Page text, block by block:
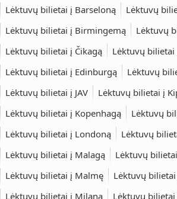
Lėktuvų bilietai į Barseloną
Lėktuvų
Lėktuvų bilietai į Birmingemą
Lėktuvų
Lėktuvų bilietai į Čikagą
Lėktuvų
Lėktuvų bilietai į Edinburgą
Lėktuvų
Lėktuvų bilietai į JAV
Lėktuvų bilietai į
Lėktuvų bilietai į Kopenhagą
Lėktuvų
Lėktuvų bilietai į Londoną
Lėktuvų
Lėktuvų bilietai į Malagą
Lėktuvų
Lėktuvų bilietai į Malmę
Lėktuvų
Lėktuvų bilietai į Milaną
Lėktuvų